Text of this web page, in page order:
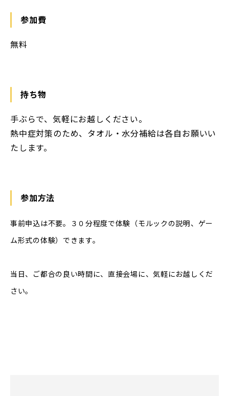
参加費
無料
持ち物
手ぶらで、気軽にお越しください。
熱中症対策のため、タオル・水分補給は各自お願いい
たします。
参加方法
事前申込は不要。３０分程度で体験（モルックの説明、ゲー
ム形式の体験）できます。
当日、ご都合の良い時間に、直接会場に、気軽にお越しくだ
さい。